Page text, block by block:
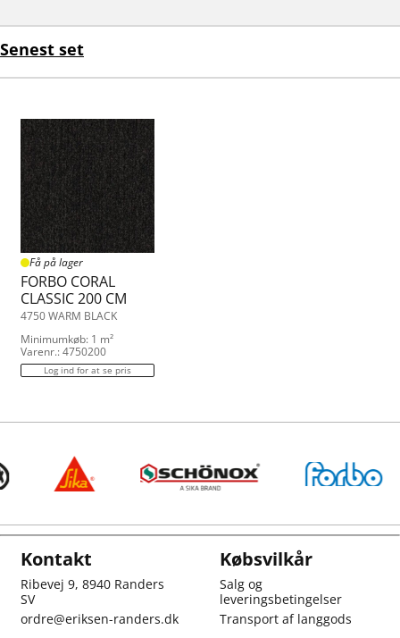
Senest set
Få på lager
FORBO CORAL
CLASSIC 200 CM
4750 WARM BLACK
Minimumkøb: 1 m²
Varenr.: 4750200
Log ind for at se pris
Kontakt
Ribevej 9, 8940 Randers
SV
ordre@eriksen-randers.dk
Købsvilkår
Salg og
leveringsbetingelser
Transport af langgods